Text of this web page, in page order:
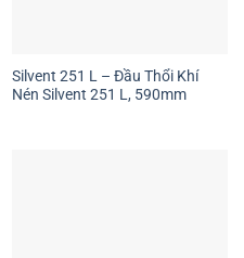
Silvent 251 L – Đầu Thổi Khí
Nén Silvent 251 L, 590mm